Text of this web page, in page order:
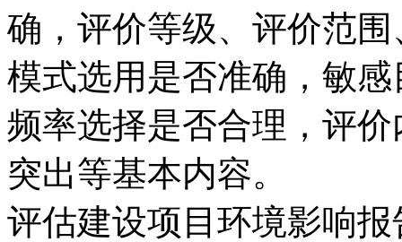
确，评价等级、评价范
模式选用是否准确，敏
频率选择是否合理，评
突出等基本内容。
评估建设项目环境影响